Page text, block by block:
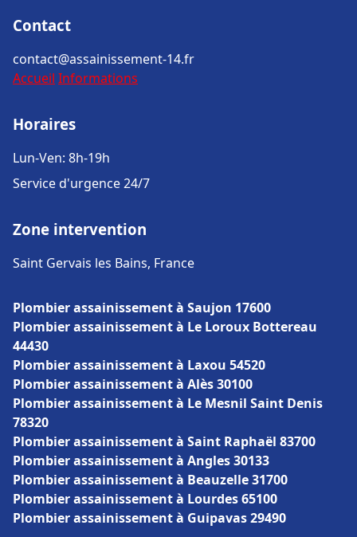
Contact
contact@assainissement-14.fr
Accueil Informations
Horaires
Lun-Ven: 8h-19h
Service d'urgence 24/7
Zone intervention
Saint Gervais les Bains, France
Plombier assainissement à Saujon 17600
Plombier assainissement à Le Loroux Bottereau
44430
Plombier assainissement à Laxou 54520
Plombier assainissement à Alès 30100
Plombier assainissement à Le Mesnil Saint Denis
78320
Plombier assainissement à Saint Raphaël 83700
Plombier assainissement à Angles 30133
Plombier assainissement à Beauzelle 31700
Plombier assainissement à Lourdes 65100
Plombier assainissement à Guipavas 29490